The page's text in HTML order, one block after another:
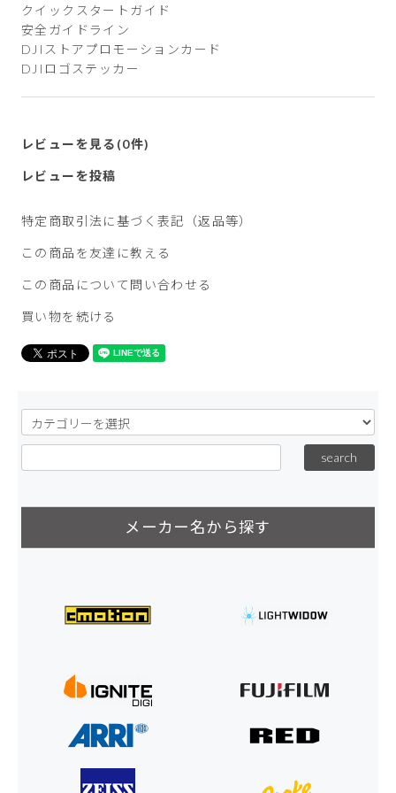
クイックスタートガイド
安全ガイドライン
DJIストアプロモーションカード
DJIロゴステッカー
レビューを見る(0件)
レビューを投稿
特定商取引法に基づく表記（返品等）
この商品を友達に教える
この商品について問い合わせる
買い物を続ける
メーカー名から探す